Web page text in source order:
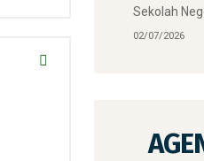
Sekolah
02/07/2026